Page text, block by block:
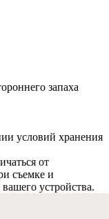
запаха
условий хранения
от
съемке и
устройства.